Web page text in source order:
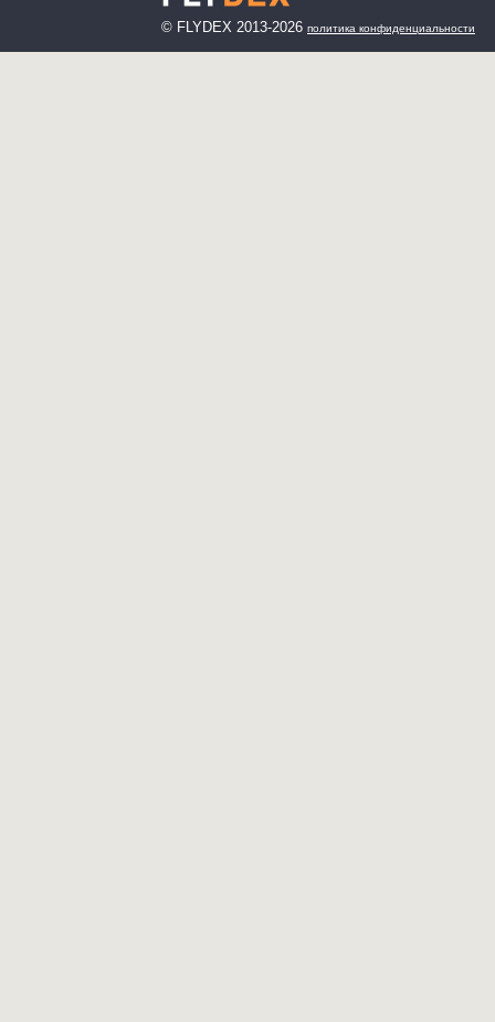
© FLYDEX 2013-2026 политика конфиденциальности